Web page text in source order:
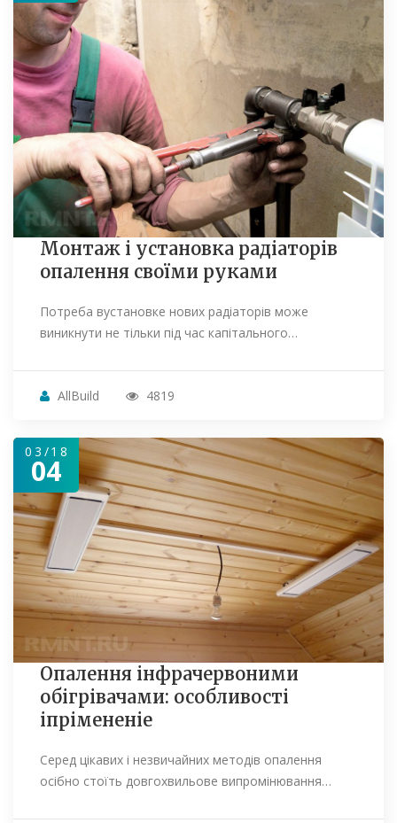
Монтаж і установка радіаторів
опалення своїми руками
Потреба вустановке нових радіаторів може
виникнути не тільки під час капітального…
AllBuild 4819
03/18
04
Опалення інфрачервоними
обігрівачами: особливості
іпрімененіе
Серед цікавих і незвичайних методів опалення
осібно стоїть довгохвильове випромінювання…